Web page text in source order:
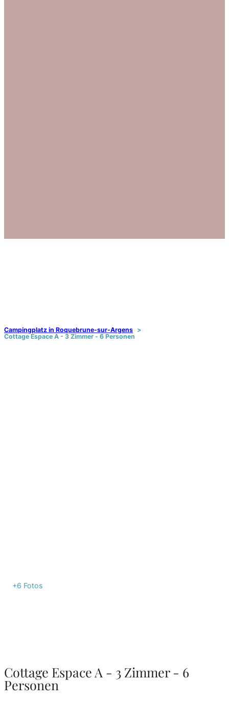
Campingplatz in Roquebrune-sur-Argens
Cottage Espace A - 3 Zimmer - 6 Personen
+6 Fotos
Cottage Espace A - 3 Zimmer - 6
Personen